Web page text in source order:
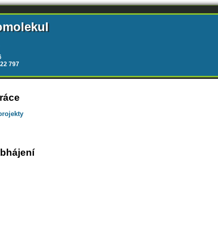
797